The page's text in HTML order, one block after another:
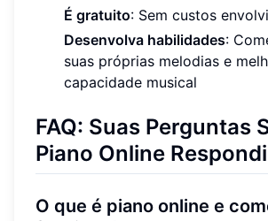
É gratuito: Sem custos
Desenvolva habilidades:
suas próprias melodias e
capacidade musical
FAQ: Suas Perguntas
Piano Online
O que é piano online e